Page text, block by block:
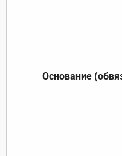
Основание